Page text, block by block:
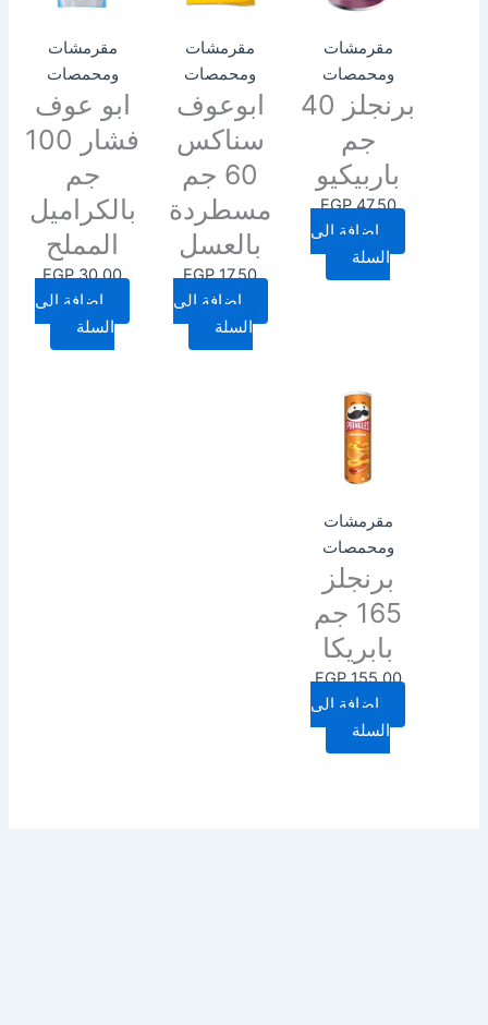
مقرمشات
ومحمصات
برنجلز 40
جم
باربيكيو
EGP47.50
إضافة إلى
السلة
مقرمشات
ومحمصات
ابوعوف
سناكس
60 جم
مسطردة
بالعسل
EGP17.50
إضافة إلى
السلة
مقرمشات
ومحمصات
ابو عوف
فشار 100
جم
بالكراميل
المملح
EGP30.00
إضافة إلى
السلة
مقرمشات
ومحمصات
برنجلز
165 جم
بابريكا
EGP155.00
إضافة إلى
السلة